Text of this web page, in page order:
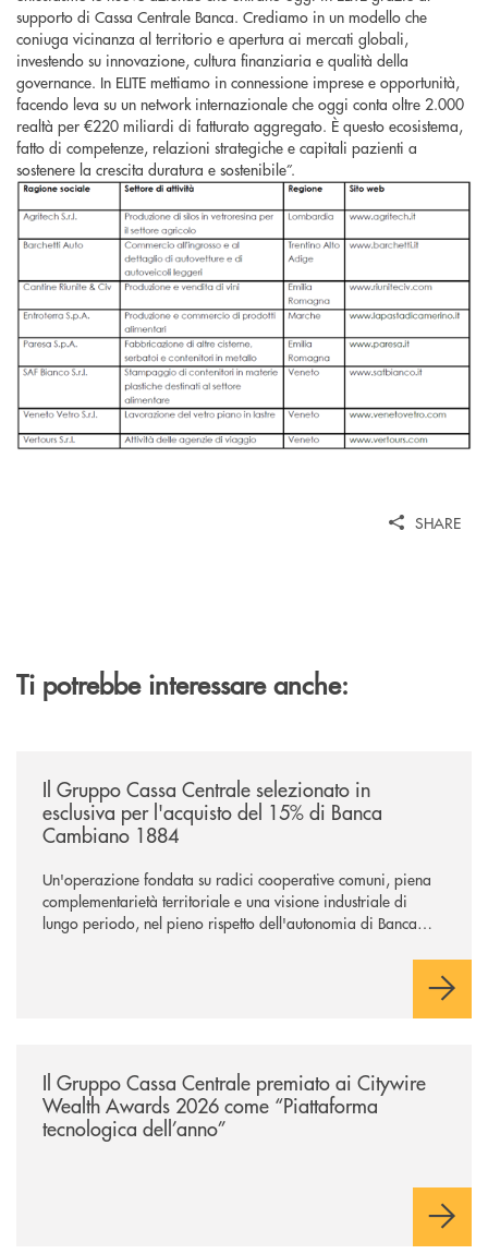
supporto di Cassa Centrale Banca. Crediamo in un modello che
coniuga vicinanza al territorio e apertura ai mercati globali,
investendo su innovazione, cultura finanziaria e qualità della
governance. In ELITE mettiamo in connessione imprese e opportunità,
facendo leva su un network internazionale che oggi conta oltre 2.000
realtà per €220 miliardi di fatturato aggregato. È questo ecosistema,
fatto di competenze, relazioni strategiche e capitali pazienti a
sostenere la crescita duratura e sostenibile”.
SHARE
Ti potrebbe interessare anche:
Il Gruppo Cassa Centrale selezionato in
esclusiva per l'acquisto del 15% di Banca
Cambiano 1884
Un'operazione fondata su radici cooperative comuni, piena
complementarietà territoriale e una visione industriale di
lungo periodo, nel pieno rispetto dell'autonomia di Banca
negoziazione esclusiva per la finalizzazione dell’operazione.
Il Gruppo Cassa Centrale premiato ai Citywire
Wealth Awards 2026 come “Piattaforma
tecnologica dell’anno”